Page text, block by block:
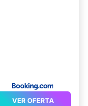
VER OFERTA